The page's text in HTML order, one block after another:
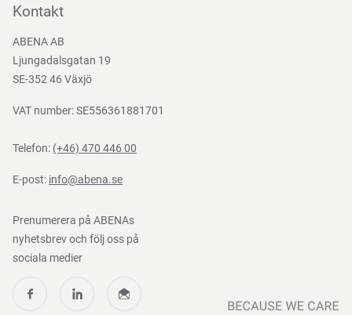
Bli kund
Nedladdningar
Kontakt
ABENA AB
Ljungadalsgatan 19
SE-352 46 Växjö
VAT number: SE556361881701
Telefon: (+46) 470 446 00
E-post: info@abena.se
Prenumerera på ABENAs
nyhetsbrev och följ oss på
sociala medier